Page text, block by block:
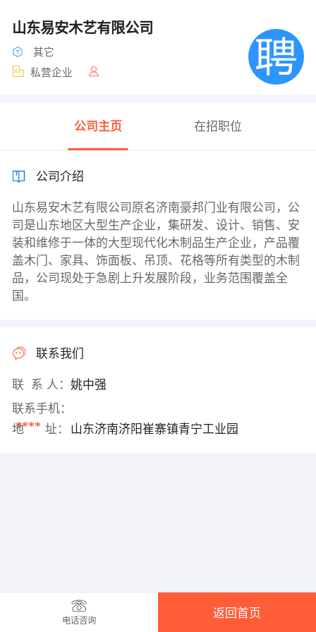
山东易安木艺有限公司
其它
私营企业
公司主页 在招职位
公司介绍
山东易安木艺有限公司原名济南豪邦门业有限公司，公
司是山东地区大型生产企业，集研发、设计、销售、安
装和维修于一体的大型现代化木制品生产企业，产品覆
盖木门、家具、饰面板、吊顶、花格等所有类型的木制
品，公司现处于急剧上升发展阶段，业务范围覆盖全
国。
联系我们
联 系 人： 姚中强
联系手机：
****
地 址： 山东济南济阳崔寨镇青宁工业园
电话咨询
返回首页